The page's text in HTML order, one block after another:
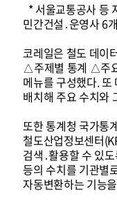
* 서울교통공사 등
민간건설․운영사 6개
코레일은 철도 데이
△주제별 통계 △주
메뉴를 구성했다. 또
배치해 주요 수치와
또한 통계청 국가통
철도산업정보센터
검색․활용할 수 있
등의 수치를 기관별
자동변환하는 기능